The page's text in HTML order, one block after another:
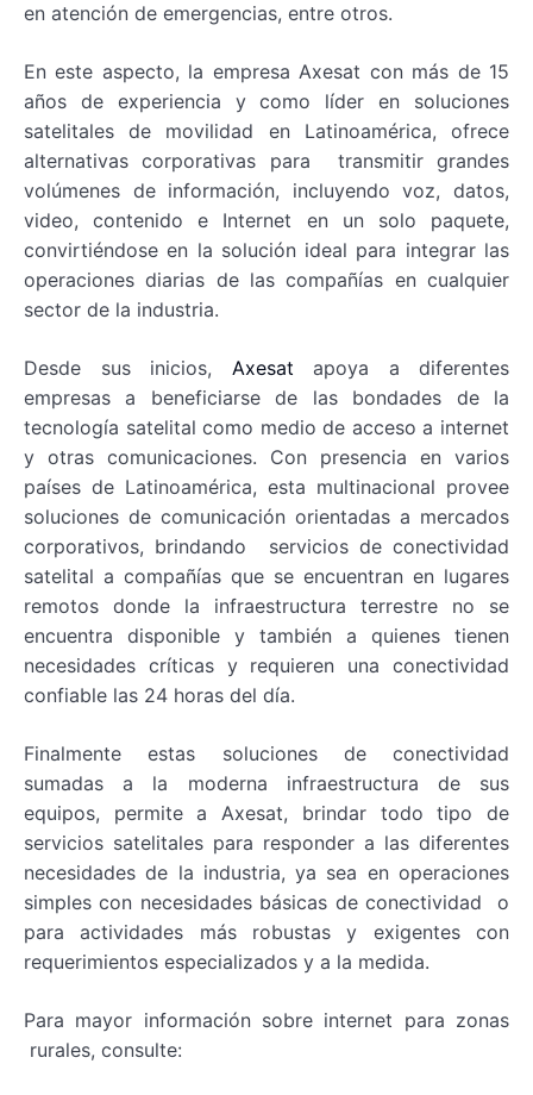
en atención de emergencias, entre otros.
En este aspecto, la empresa Axesat con más de 15
años de experiencia y como líder en soluciones
satelitales de movilidad en Latinoamérica, ofrece
alternativas corporativas para transmitir grandes
volúmenes de información, incluyendo voz, datos,
video, contenido e Internet en un solo paquete,
convirtiéndose en la solución ideal para integrar las
operaciones diarias de las compañías en cualquier
sector de la industria.
Desde sus inicios, Axesat apoya a diferentes
empresas a beneficiarse de las bondades de la
tecnología satelital como medio de acceso a internet
y otras comunicaciones. Con presencia en varios
países de Latinoamérica, esta multinacional provee
soluciones de comunicación orientadas a mercados
corporativos, brindando servicios de conectividad
satelital a compañías que se encuentran en lugares
remotos donde la infraestructura terrestre no se
encuentra disponible y también a quienes tienen
necesidades críticas y requieren una conectividad
confiable las 24 horas del día.
Finalmente estas soluciones de conectividad
sumadas a la moderna infraestructura de sus
equipos, permite a Axesat, brindar todo tipo de
servicios satelitales para responder a las diferentes
necesidades de la industria, ya sea en operaciones
simples con necesidades básicas de conectividad o
para actividades más robustas y exigentes con
requerimientos especializados y a la medida.
Para mayor información sobre internet para zonas
rurales, consulte: